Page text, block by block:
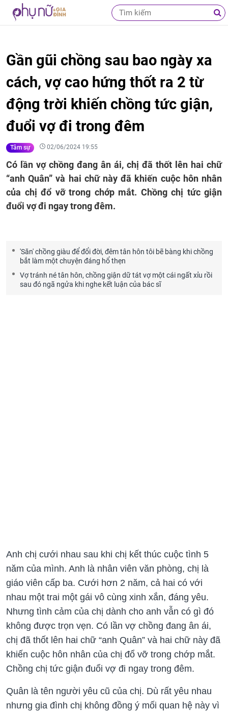
Gần gũi chồng sau bao ngày xa
cách, vợ cao hứng thốt ra 2 từ
động trời khiến chồng tức giận,
đuổi vợ đi trong đêm
Tâm sự 02/06/2024 19:55
Có lần vợ chồng đang ân ái, chị đã thốt lên hai chữ
“anh Quân” và hai chữ này đã khiến cuộc hôn nhân
của chị đổ vỡ trong chớp mắt. Chồng chị tức giận
đuổi vợ đi ngay trong đêm.
'Săn' chồng giàu để đổi đời, đêm tân hôn tôi bẽ bàng khi chồng
bắt làm một chuyện đáng hổ thẹn
Vợ tránh né tân hôn, chồng giận dữ tát vợ một cái ngất xỉu rồi
sau đó ngã ngửa khi nghe kết luận của bác sĩ
Anh chị cưới nhau sau khi chị kết thúc cuộc tình 5
năm của mình. Anh là nhân viên văn phòng, chị là
giáo viên cấp ba. Cưới hơn 2 năm, cả hai có với
nhau một trai một gái vô cùng xinh xắn, đáng yêu.
Nhưng tình cảm của chị dành cho anh vẫn có gì đó
không được trọn vẹn. Có lần vợ chồng đang ân ái,
chị đã thốt lên hai chữ “anh Quân” và hai chữ này đã
khiến cuộc hôn nhân của chị đổ vỡ trong chớp mắt.
Chồng chị tức giận đuổi vợ đi ngay trong đêm.
Quân là tên người yêu cũ của chị. Dù rất yêu nhau
nhưng gia đình chị không đồng ý mối quan hệ này vì